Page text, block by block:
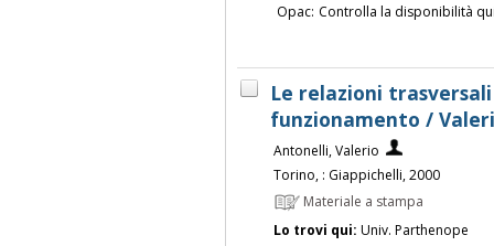
Opac: Controlla la disponibilità
Le relazioni
funzionamento /
Antonelli, Valerio
Torino, : Giappichelli, 2000
Materiale a stampa
Lo trovi qui: Univ. Parthenope